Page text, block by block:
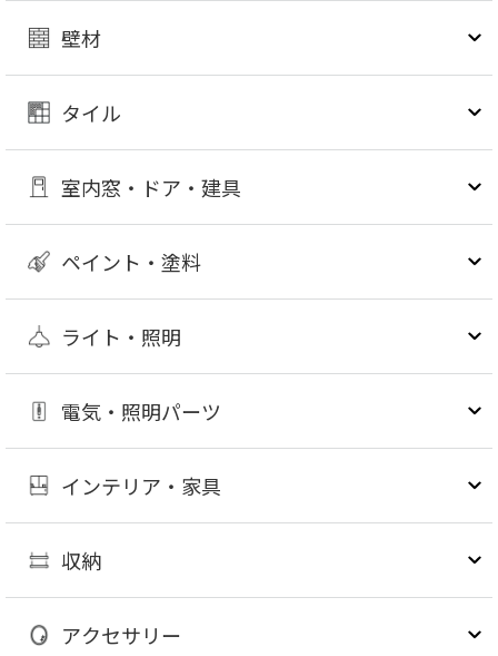
壁材
タイル
室内窓・ドア・建具
ペイント・塗料
ライト・照明
電気・照明パーツ
インテリア・家具
収納
アクセサリー